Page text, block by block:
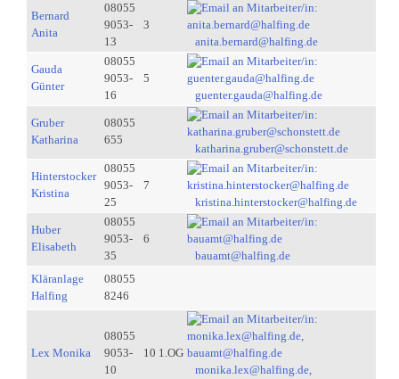
Bernard
Anita
08055
9053-
13
3
anita.bernard@halfing.de
Gauda
Günter
08055
9053-
16
5
guenter.gauda@halfing.de
Gruber
Katharina
08055
655
katharina.gruber@schonstett.de
Hinterstocker
Kristina
08055
9053-
25
7
kristina.hinterstocker@halfing.de
Huber
Elisabeth
08055
9053-
35
6
bauamt@halfing.de
Kläranlage
Halfing
08055
8246
Lex Monika
08055
9053-
10
10 1.OG
monika.lex@halfing.de,